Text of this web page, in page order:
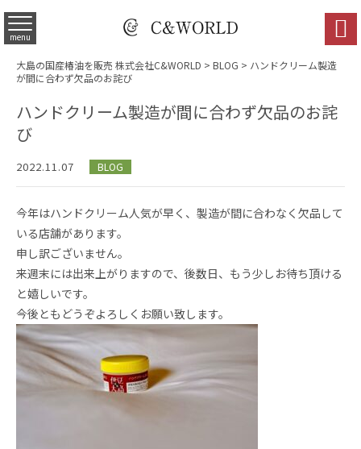
menu 
大島の国産椿油を販売 株式会社C&WORLD > BLOG > ハンドクリーム製造
が間に合わず欠品のお詫び
ハンドクリーム製造が間に合わず欠品のお詫
び
2022.11.07 BLOG
今年はハンドクリーム人気が早く、製造が間に合わなく欠品して
いる店舗があります。
申し訳ございません。
来週末には出来上がりますので、後数日、もう少しお待ち頂ける
と嬉しいです。
今後ともどうぞよろしくお願い致します。